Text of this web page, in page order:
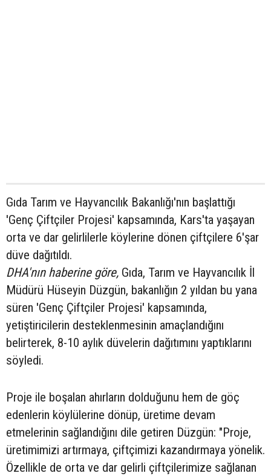
Gıda Tarım ve Hayvancılık Bakanlığı'nın başlattığı
'Genç Çiftçiler Projesi' kapsamında, Kars'ta yaşayan
orta ve dar gelirlilerle köylerine dönen çiftçilere 6'şar
düve dağıtıldı.
DHA'nın haberine göre, Gıda, Tarım ve Hayvancılık İl
Müdürü Hüseyin Düzgün, bakanlığın 2 yıldan bu yana
süren 'Genç Çiftçiler Projesi' kapsamında,
yetiştiricilerin desteklenmesinin amaçlandığını
belirterek, 8-10 aylık düvelerin dağıtımını yaptıklarını
söyledi.
Proje ile boşalan ahırların dolduğunu hem de göç
edenlerin köylülerine dönüp, üretime devam
etmelerinin sağlandığını dile getiren Düzgün: "Proje,
üretimimizi artırmaya, çiftçimizi kazandırmaya yönelik.
Özellikle de orta ve dar gelirli çiftçilerimize sağlanan